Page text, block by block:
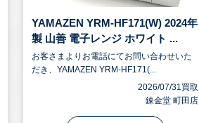
YAMAZEN YRM-HF171(W) 2024年
製 山善 電子レンジ ホワイト ...
お客さまよりお電話にてお問い合わせいた
だき、YAMAZEN YRM-HF171(...
2026/07/31買取
錬金堂 町田店